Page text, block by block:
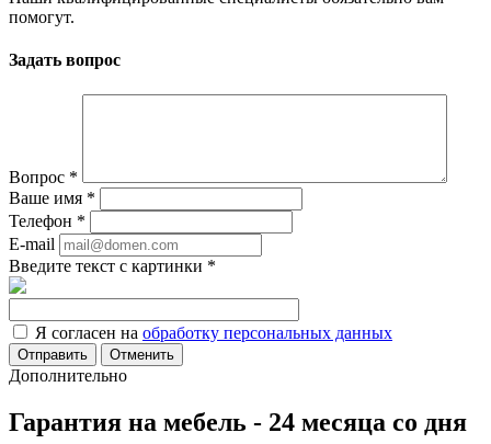
помогут.
Задать вопрос
Вопрос *
Ваше имя *
Телефон *
E-mail
Введите текст с картинки *
Я согласен на обработку персональных данных
Отменить
Дополнительно
Гарантия на мебель - 24 месяца со дня